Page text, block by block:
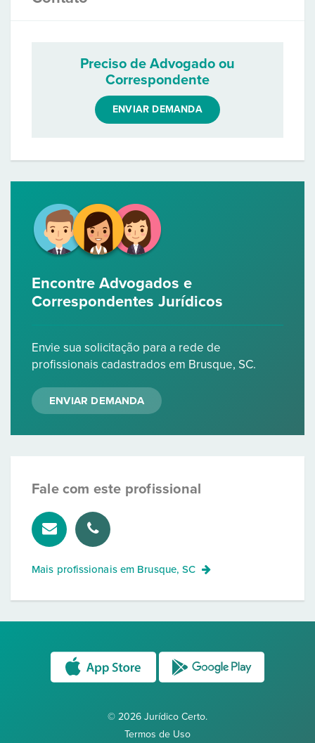
Preciso de Advogado ou
Correspondente
ENVIAR DEMANDA
Encontre Advogados e
Correspondentes Jurídicos
Envie sua solicitação para a rede de
profissionais cadastrados em Brusque, SC.
ENVIAR DEMANDA
Fale com este profissional
Mais profissionais em Brusque, SC
© 2026 Jurídico Certo.
Termos de Uso